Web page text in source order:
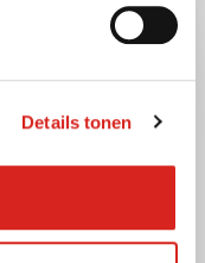
Details tonen